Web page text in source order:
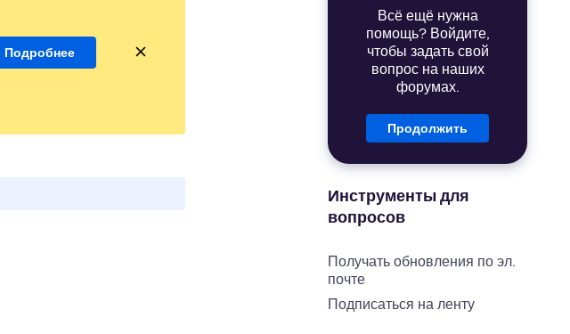
Всё ещё нужна
помощь? Войдите,
чтобы задать свой
вопрос на наших
форумах.
Продолжить
Инструменты для
вопросов
Получать обновления по эл.
почте
Подписаться на ленту
Подробнее